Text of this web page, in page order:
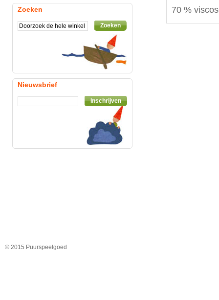
70 %
Zoeken
Zoeken
Nieuwsbrief
Inschrijven
© 2015 Puurspeelgoed